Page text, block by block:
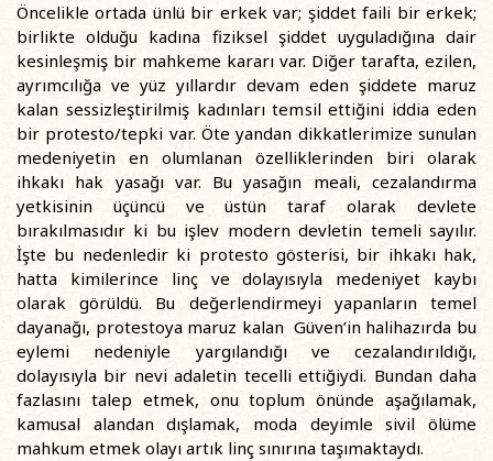
Öncelikle ortada ünlü bir erkek var; şiddet faili bir erkek;
birlikte olduğu kadına fiziksel şiddet uyguladığına dair
kesinleşmiş bir mahkeme kararı var. Diğer tarafta, ezilen,
ayrımcılığa ve yüz yıllardır devam eden şiddete maruz
kalan sessizleştirilmiş kadınları temsil ettiğini iddia eden
bir protesto/tepki var. Öte yandan dikkatlerimize sunulan
medeniyetin en olumlanan özelliklerinden biri olarak
ihkakı hak yasağı var. Bu yasağın meali, cezalandırma
yetkisinin üçüncü ve üstün taraf olarak devlete
bırakılmasıdır ki bu işlev modern devletin temeli sayılır.
İşte bu nedenledir ki protesto gösterisi, bir ihkakı hak,
hatta kimilerince linç ve dolayısıyla medeniyet kaybı
olarak görüldü. Bu değerlendirmeyi yapanların temel
dayanağı, protestoya maruz kalan Güven’in halihazırda bu
eylemi nedeniyle yargılandığı ve cezalandırıldığı,
dolayısıyla bir nevi adaletin tecelli ettiğiydi. Bundan daha
fazlasını talep etmek, onu toplum önünde aşağılamak,
kamusal alandan dışlamak, moda deyimle sivil ölüme
mahkum etmek olayı artık linç sınırına taşımaktaydı.